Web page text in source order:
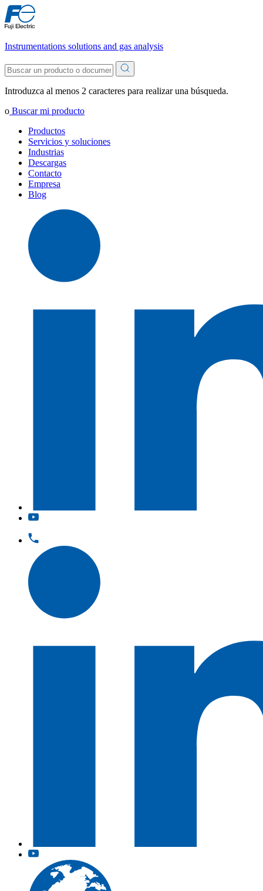
Instrumentations solutions and gas analysis
Introduzca al menos 2 caracteres para realizar una búsqueda.
o Buscar mi producto
Productos
Servicios y soluciones
Industrias
Descargas
Contacto
Empresa
Blog